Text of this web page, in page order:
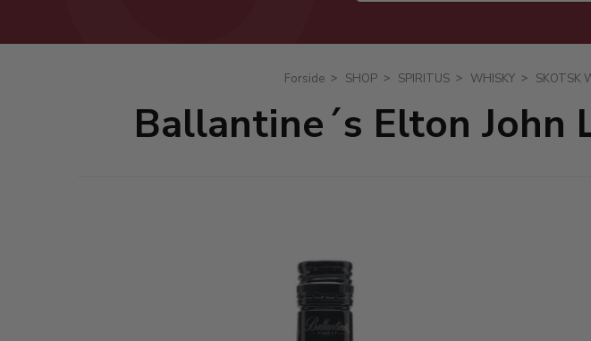
Forside SHOP SPIRITUS WHISKY SKOTSK
Ballantine´s Elton John